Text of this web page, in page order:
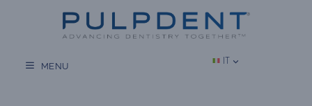
MENU IT